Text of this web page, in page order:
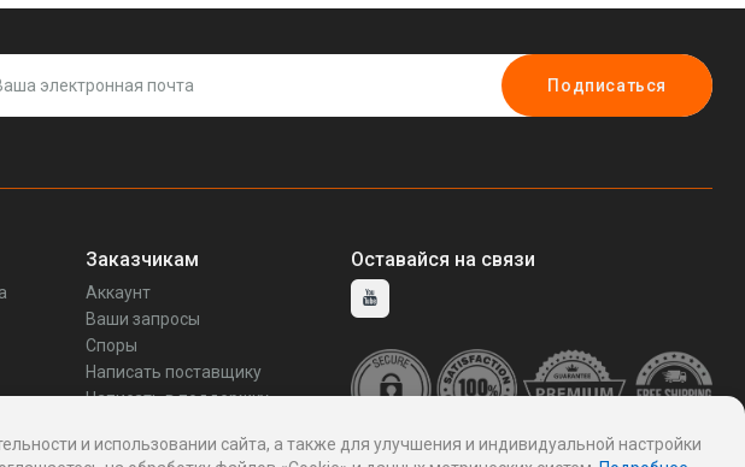
Подписаться
Заказчикам
Аккаунт
Ваши запросы
Споры
Написать поставщику
Написать в поддержку
Оставайся на связи
и использовании сайта, а также для улучшения и индивидуальной настройки